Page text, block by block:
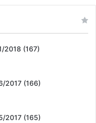
2018 (167)
2017 (166)
2017 (165)